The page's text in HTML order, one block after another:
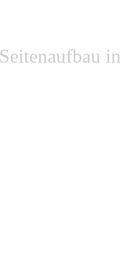
Seitenaufbau